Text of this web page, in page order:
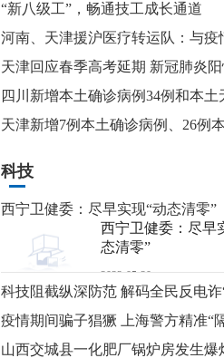
“新八级工”，畅通技工成长通道
科技
西宁卫健委：尽早实现“动态清零”
西宁卫健委：尽早
态清零”
2022-05-20
科技阻截纵深防范 解码全民反电诈